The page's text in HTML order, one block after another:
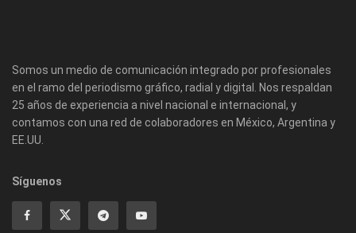
Somos un medio de comunicación integrado por profesionales
en el ramo del periodismo gráfico, radial y digital. Nos respaldan
25 años de experiencia a nivel nacional e internacional, y
contamos con una red de colaboradores en México, Argentina y
EE.UU.
Síguenos